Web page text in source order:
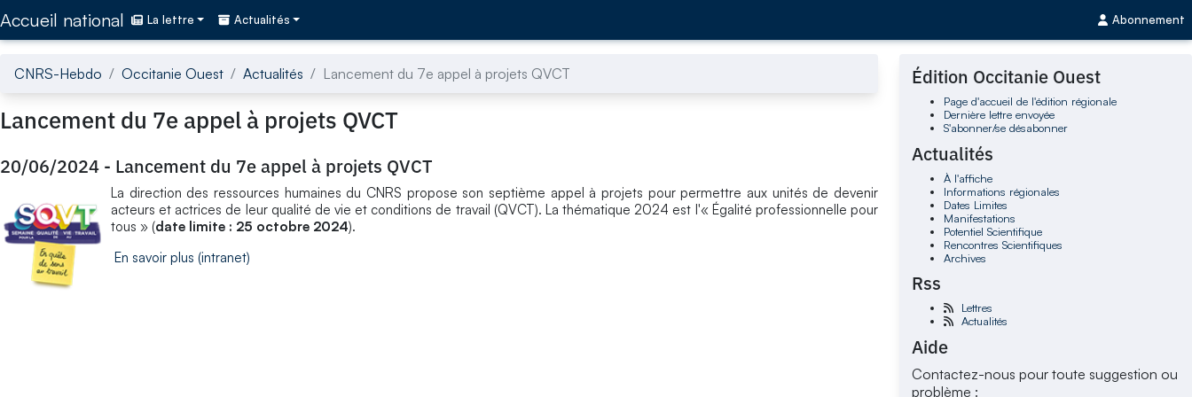
Accueil national La lettre Actualités Abonnement
CNRS-Hebdo Occitanie Ouest Actualités Lancement du 7e appel à projets QVCT
Lancement du 7e appel à projets QVCT
20/06/2024 - Lancement du 7e appel à projets QVCT
La direction des ressources humaines du CNRS propose son septième appel à projets pour permettre aux unités de devenir
acteurs et actrices de leur qualité de vie et conditions de travail (QVCT). La thématique 2024 est l'« Égalité professionnelle pour
tous » (date limite : 25 octobre 2024).
En savoir plus (intranet)
Édition Occitanie Ouest
Page d'accueil de l'édition régionale
Dernière lettre envoyée
S'abonner/se désabonner
Actualités
À l'affiche
Informations régionales
Dates Limites
Manifestations
Potentiel Scientifique
Rencontres Scientifiques
Archives
Rss
Lettres
Actualités
Aide
Contactez-nous pour toute suggestion ou
problème :